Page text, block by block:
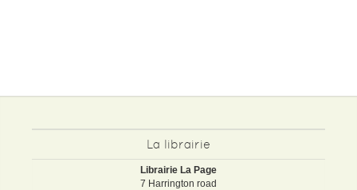
La librairie
Librairie La Page
7 Harrington road